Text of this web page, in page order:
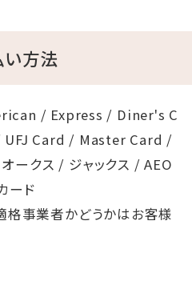
方法
/ Express / Diner's C
Card / Master Card /
クス / ジャックス / AEO
ード
事業者かどうかはお客様